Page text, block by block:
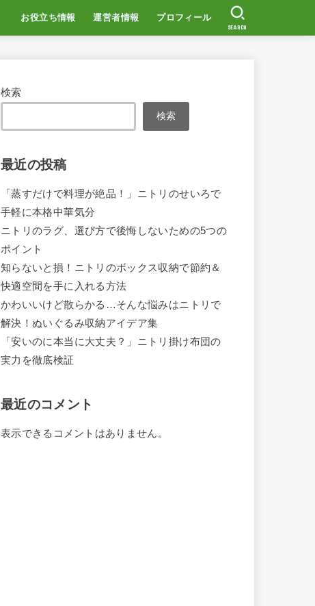
お役立ち情報 運営者情報 プロフィール
SEARCH
検索
検索
最近の投稿
「蒸すだけで料理が絶品！」ニトリのせいろで
手軽に本格中華気分
ニトリのラグ、選び方で後悔しないための5つの
ポイント
知らないと損！ニトリのボックス収納で節約＆
快適空間を手に入れる方法
かわいいけど散らかる…そんな悩みはニトリで
解決！ぬいぐるみ収納アイデア集
「安いのに本当に大丈夫？」ニトリ掛け布団の
実力を徹底検証
最近のコメント
表示できるコメントはありません。